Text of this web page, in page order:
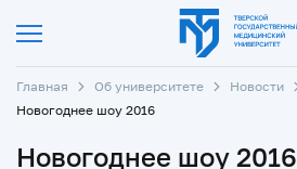
Главная Об университете Новости
Новогоднее шоу 2016
Новогоднее шоу 2016